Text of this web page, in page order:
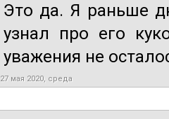
Это да. Я раньше
узнал про его
уважения не
27 мая 2020, среда